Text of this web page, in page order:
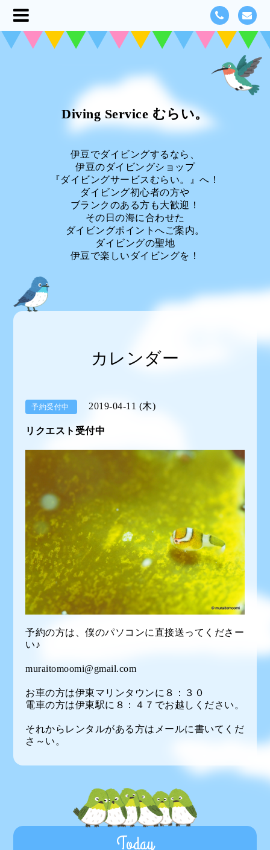
Diving Service むらい。
伊豆でダイビングするなら、
伊豆のダイビングショップ
『ダイビングサービスむらい。』へ！
ダイビング初心者の方や
ブランクのある方も大歓迎！
その日の海に合わせた
ダイビングポイントへご案内。
ダイビングの聖地
伊豆で楽しいダイビングを！
カレンダー
予約受付中 2019-04-11 (木)
リクエスト受付中
予約の方は、僕のパソコンに直接送ってくださー
い♪
muraitomoomi@gmail.com
お車の方は伊東マリンタウンに８：３０
電車の方は伊東駅に８：４７でお越しください。
それからレンタルがある方はメールに書いてくだ
さ～い。
Today